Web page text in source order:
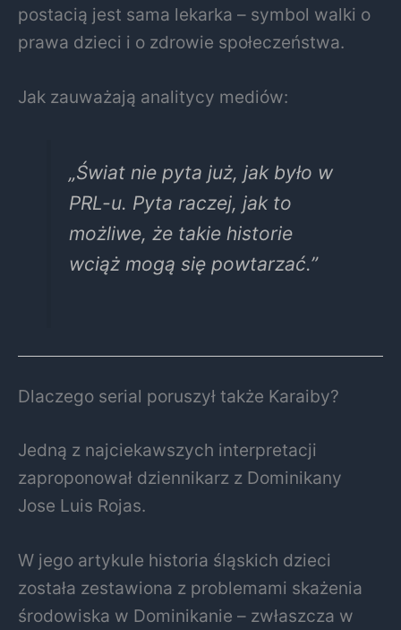
postacią jest sama lekarka – symbol walki o
prawa dzieci i o zdrowie społeczeństwa.
Jak zauważają analitycy mediów:
„Świat nie pyta już, jak było w
PRL-u. Pyta raczej, jak to
możliwe, że takie historie
wciąż mogą się powtarzać.”
Dlaczego serial poruszył także Karaiby?
Jedną z najciekawszych interpretacji
zaproponował dziennikarz z Dominikany
Jose Luis Rojas.
W jego artykule historia śląskich dzieci
została zestawiona z problemami skażenia
środowiska w Dominikanie – zwłaszcza w